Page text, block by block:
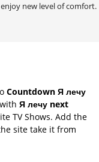
new level of comfort.
Countdown Я лечу
Я лечу next
TV Shows. Add the
site take it from